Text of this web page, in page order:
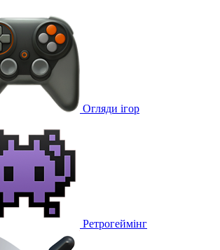
Огляди ігор
Ретрогеймінг